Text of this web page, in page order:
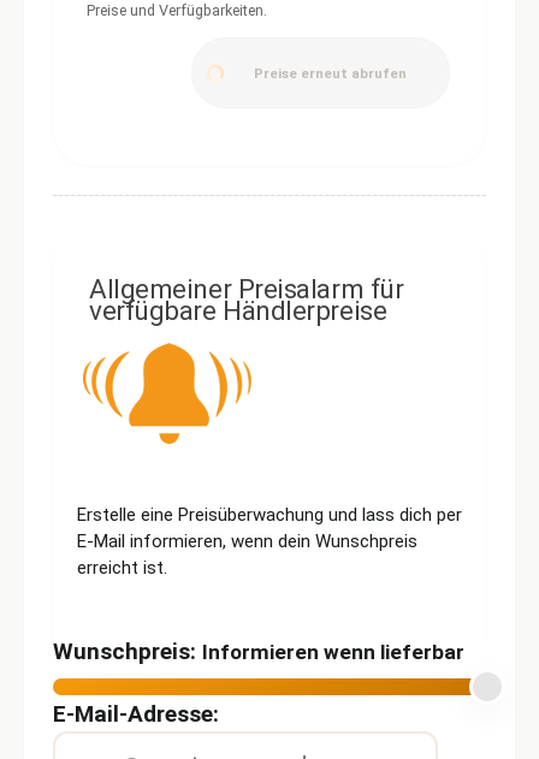
Preise und Verfügbarkeiten.
Preise erneut abrufen
Allgemeiner Preisalarm für
verfügbare Händlerpreise
Erstelle eine Preisüberwachung und lass dich per
E-Mail informieren, wenn dein Wunschpreis
erreicht ist.
Wunschpreis: Informieren wenn lieferbar
E-Mail-Adresse: